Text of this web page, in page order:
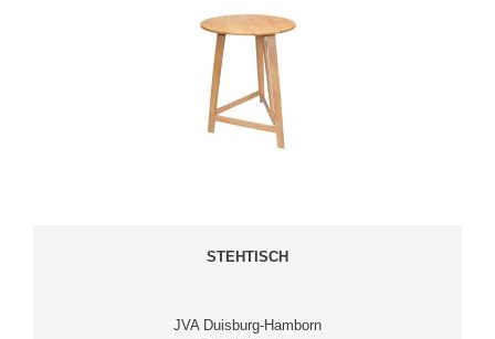
STEHTISCH
JVA Duisburg-Hamborn